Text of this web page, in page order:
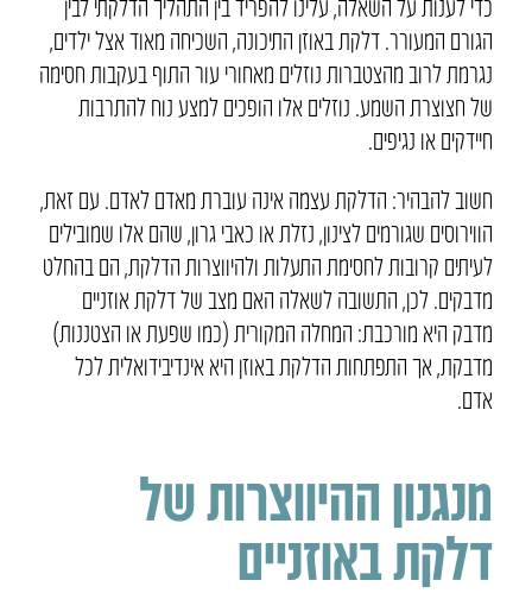
הגורם המעורר. דלקת באוזן התיכונה, השכיחה מאוד אצל ילדים,
נגרמת לרוב מהצטברות נוזלים מאחורי עור התוף בעקבות חסימה
של חצוצרת השמע. נוזלים אלו הופכים למצע נוח להתרבות
חיידקים או נגיפים.
חשוב להבהיר: הדלקת עצמה אינה עוברת מאדם לאדם. עם זאת,
הווירוסים שגורמים לצינון, נזלת או כאבי גרון, שהם אלו שמובילים
לעיתים קרובות לחסימת התעלות ולהיווצרות הדלקת, הם בהחלט
מדבקים. לכן, התשובה לשאלה האם מצב של דלקת אוזניים
מדבק היא מורכבת: המחלה המקורית (כמו שפעת או הצטננות)
מדבקת, אך התפתחות הדלקת באוזן היא אינדיבידואלית לכל
אדם.
מנגנון ההיווצרות של
דלקת באוזניים